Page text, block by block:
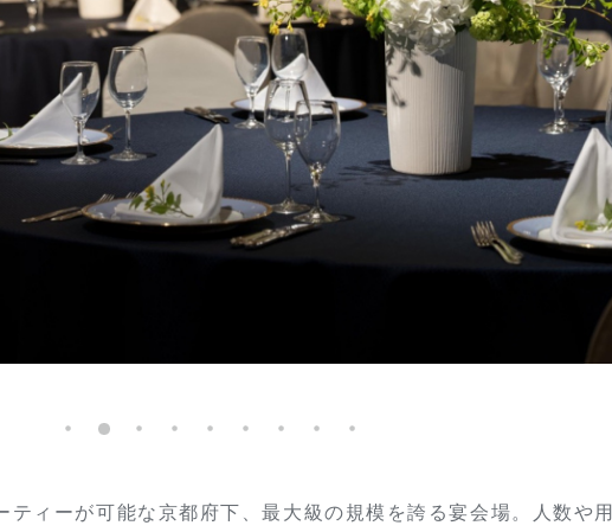
ティーが可能な京都府下、最大級の規模を誇る宴会場。人数や用